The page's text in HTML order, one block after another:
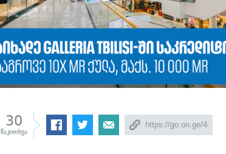
30
წაკითხვა